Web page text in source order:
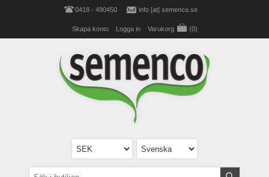
0418 - 490450 info [at] semenco.se
Skapa konto Logga in Varukorg (0)